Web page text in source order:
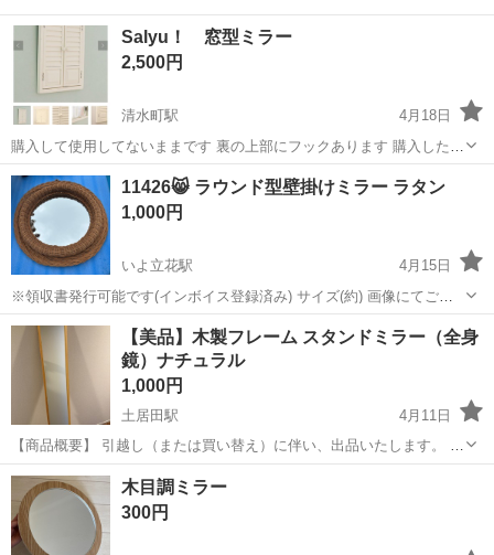
Salyu！ 窓型ミラー
2,500円
清水町駅
4月18日
購入して使用してないままです 裏の上部にフックあります 購入した時
の箱もあります
愛媛 松山市 清水町駅 ミラー/鏡 ミラー
11426😸 ラウンド型壁掛けミラー ラタン
1,000円
いよ立花駅
4月15日
※領収書発行可能です(インボイス登録済み) サイズ(約) 画像にてご確
認お願いします。 汚れなどございます。 鏡の部分にも汚れございま
す。 ラタンのところ傷んでいる箇所あります。 吊るす部分、緑のタイ
で留めてあります。（4...
愛媛 松山市 いよ立花駅 ラタン
【美品】木製フレーム スタンドミラー（全身
鏡）ナチュラル
1,000円
土居田駅
4月11日
【商品概要】 引越し（または買い替え）に伴い、出品いたします。 ナ
チュラルな木目調のフレームで、どんなお部屋にも馴染みやすいシン
プルなデザインの全身鏡です。 【状態】 • 目立った傷や鏡の曇り、割
れなどはなく、比較的綺麗な状...
愛媛 松山市 土居田駅
木目調ミラー
300円